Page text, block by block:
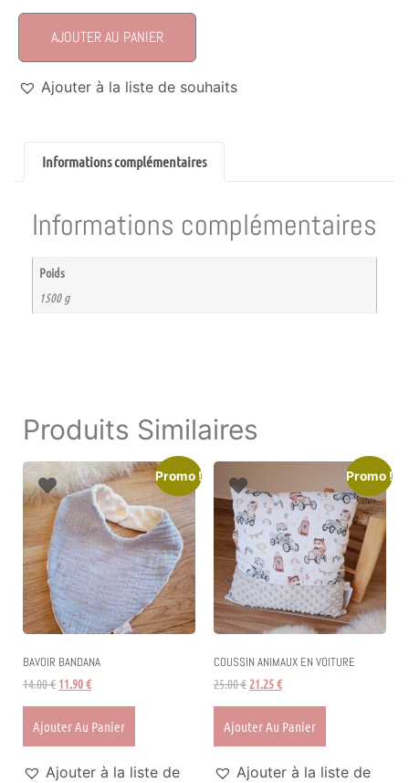
AJOUTER AU PANIER
Ajouter à la liste de souhaits
Informations complémentaires
Informations complémentaires
Poids
1500 g
Produits Similaires
Promo !
BAVOIR BANDANA
14.00€ 11.90€
Ajouter Au Panier
Ajouter à la liste de
Promo !
COUSSIN ANIMAUX EN VOITURE
25.00€21.25€
Ajouter Au Panier
Ajouter à la liste de